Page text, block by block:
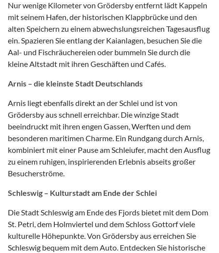
Nur wenige Kilometer von Grödersby entfernt lädt Kappeln
mit seinem Hafen, der historischen Klappbrücke und den
alten Speichern zu einem abwechslungsreichen Tagesausflug
ein. Spazieren Sie entlang der Kaianlagen, besuchen Sie die
Aal- und Fischräuchereien oder bummeln Sie durch die
kleine Altstadt mit ihren Geschäften und Cafés.
Arnis – die kleinste Stadt Deutschlands
Arnis liegt ebenfalls direkt an der Schlei und ist von
Grödersby aus schnell erreichbar. Die winzige Stadt
beeindruckt mit ihren engen Gassen, Werften und dem
besonderen maritimen Charme. Ein Rundgang durch Arnis,
kombiniert mit einer Pause am Schleiufer, macht den Ausflug
zu einem ruhigen, inspirierenden Erlebnis abseits großer
Besucherströme.
Schleswig – Kulturstadt am Ende der Schlei
Die Stadt Schleswig am Ende des Fjords bietet mit dem Dom
St. Petri, dem Holmviertel und dem Schloss Gottorf viele
kulturelle Höhepunkte. Von Grödersby aus erreichen Sie
Schleswig bequem mit dem Auto. Entdecken Sie historische